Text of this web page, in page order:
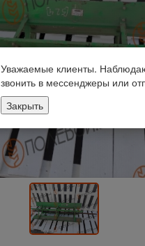
Уважаемые клиенты.
звонить в мессенджеры или
Закрыть